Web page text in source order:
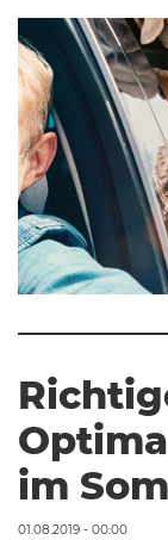
im
01.08.2019 - 00:00